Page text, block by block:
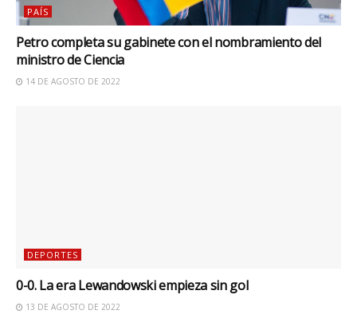
PAÍS
Petro completa su gabinete con el nombramiento del
ministro de Ciencia
14 DE AGOSTO DE 2022
DEPORTES
0-0. La era Lewandowski empieza sin gol
13 DE AGOSTO DE 2022